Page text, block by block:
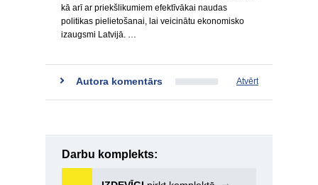
kā arī ar priekšlikumiem efektīvākai naudas
politikas pielietošanai, lai veicinātu ekonomisko
izaugsmi Latvijā. …
Autora komentārs Atvērt
Darbu komplekts: